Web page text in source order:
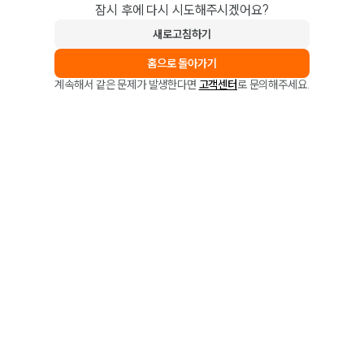
잠시 후에 다시 시도해주시겠어요?
새로고침하기
홈으로 돌아가기
계속해서 같은 문제가 발생한다면 고객센터로 문의해주세요.